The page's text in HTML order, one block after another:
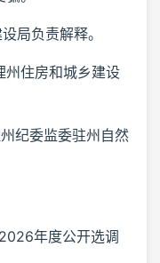
局负责解释。
住房和城乡建设
纪委监委驻州自然
年度公开选调